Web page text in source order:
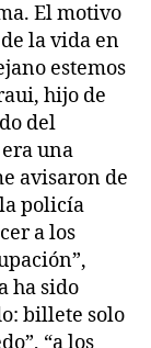
El motivo
la vida en
estemos
hijo de
del
una
avisaron de
policía
a los
ha sido
billete solo